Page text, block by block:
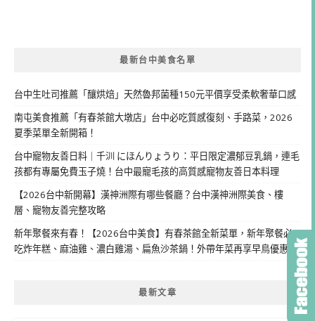
最新台中美食名單
台中生吐司推薦「釀烘焙」天然魯邦菌種150元平價享受柔軟奢華口感
南屯美食推薦「有春茶館大墩店」台中必吃質感復刻、手路菜，2026
夏季菜單全新開箱！
台中寵物友善日料｜千汌 にほんりょうり：平日限定濃郁豆乳鍋，連毛
孩都有專屬免費玉子燒！台中最寵毛孩的高質感寵物友善日本料理
【2026台中新開幕】漢神洲際有哪些餐廳？台中漢神洲際美食、樓
層、寵物友善完整攻略
新年聚餐來有春！【2026台中美食】有春茶館全新菜單，新年聚餐必
吃炸年糕、麻油雞、濃白雞湯、扁魚沙茶鍋！外帶年菜再享早鳥優惠
最新文章